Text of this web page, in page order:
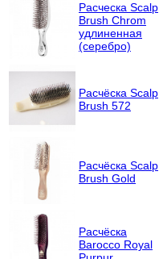
Расческа Scalp
Brush Chrom
удлиненная
(серебро)
Расчёска Scalp
Brush 572
Расчёска Scalp
Brush Gold
Расчёска
Barocco Royal